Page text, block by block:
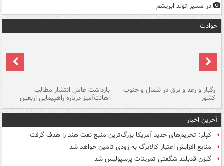
در مسیر تولد ابریشم
حوادث
رگبار و رعد و برق در شمال و جنوب
کشور
بازداشت عامل انتشار مطالب
اهانت‌آمیز درباره راهپیمایی اربعین
آخرین اخبار
کپلر: تحریم‌های جدید آمریکا بزرگ‌ترین منبع نفت هند را هدف گرفت
منابع افزایش اعتبار کالابرگ به زودی تامین خواهد شد
گلزن قدبلند شگفتی تمرینات پرسپولیس شد